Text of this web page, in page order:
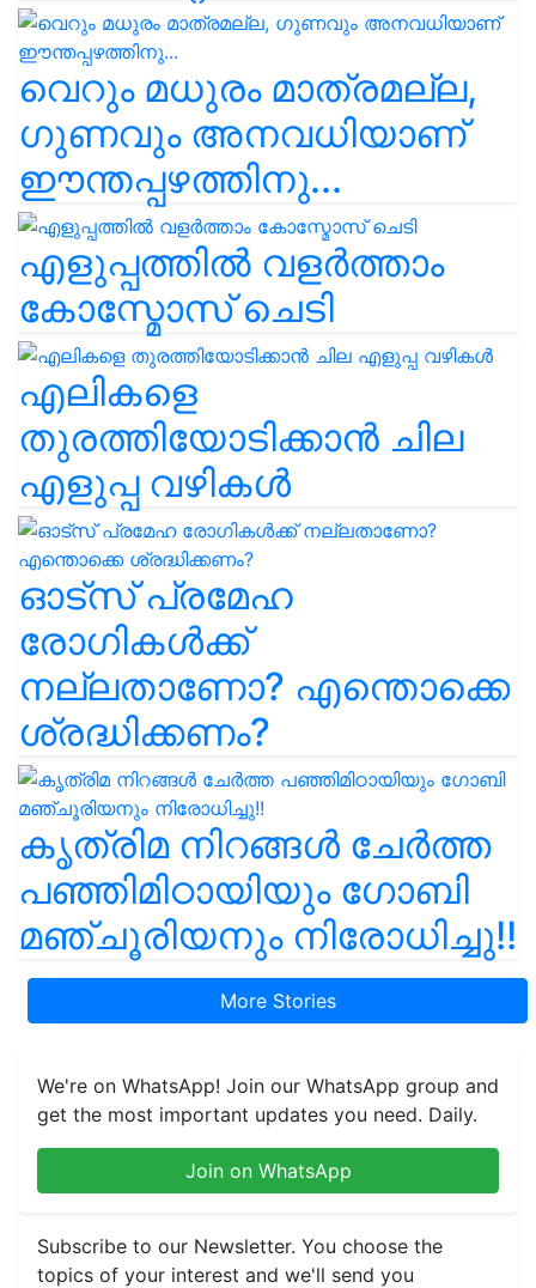
വെറും മധുരം മാത്രമല്ല,
ഗുണവും അനവധിയാണ്
ഈന്തപ്പഴത്തിനു...
എളുപ്പത്തിൽ വളർത്താം
കോസ്മോസ് ചെടി
എലികളെ
തുരത്തിയോടിക്കാൻ ചില
എളുപ്പ വഴികൾ
ഓട്സ് പ്രമേഹ
രോഗികൾക്ക്
നല്ലതാണോ? എന്തൊക്കെ
ശ്രദ്ധിക്കണം?
കൃത്രിമ നിറങ്ങൾ ചേർത്ത
പഞ്ഞിമിഠായിയും ഗോബി
മഞ്ചൂരിയനും നിരോധിച്ചു!!
More Stories
We're on WhatsApp! Join our WhatsApp group and
get the most important updates you need. Daily.
Join on WhatsApp
Subscribe to our Newsletter. You choose the
topics of your interest and we'll send you